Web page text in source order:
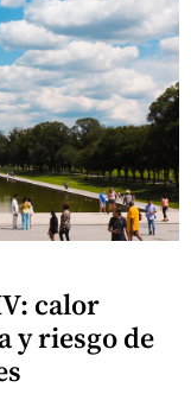
calor
y riesgo de